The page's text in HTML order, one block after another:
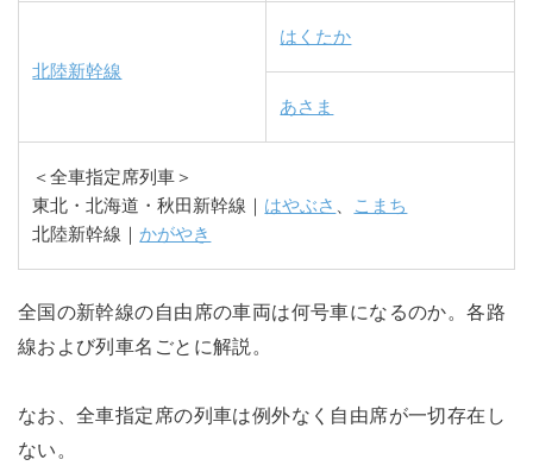
北陸新幹線
はくたか
あさま
＜全車指定席列車＞
東北・北海道・秋田新幹線｜ はやぶさ
こまち
北陸新幹線｜ かがやき
全国の新幹線の自由席の車両は何号車になるのか。各路
線および列車名ごとに解説。
なお、全車指定席の列車は例外なく自由席が一切存在し
ない。